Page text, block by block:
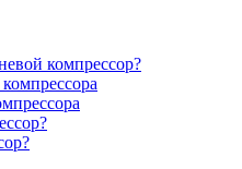
компрессор?